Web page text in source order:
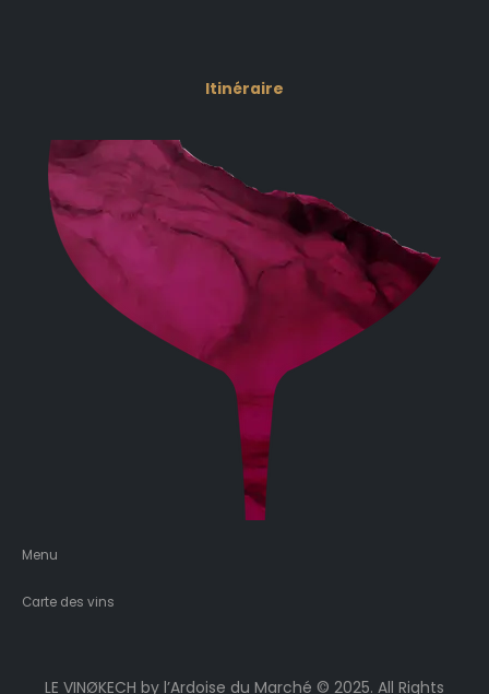
Itinéraire
Menu
Carte des vins
LE VINØKECH by l’Ardoise du Marché © 2025. All Rights